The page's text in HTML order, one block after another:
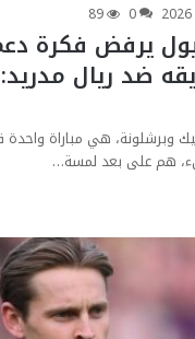
0
89
يرفض فكرة
ضد ريال
وبرشلونة، هي مباراة
هم على بعد لمسة…